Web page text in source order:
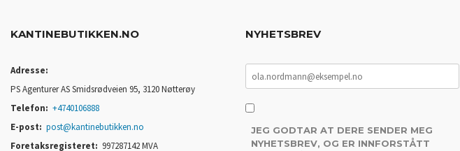
KANTINEBUTIKKEN.NO
Adresse:
PS Agenturer AS Smidsrødveien 95, 3120 Nøtterøy
Telefon: +4740106888
E-post: post@kantinebutikken.no
Foretaksregisteret: 997287142 MVA
NYHETSBREV
JEG GODTAR AT DERE SENDER MEG
NYHETSBREV, OG ER INNFORSTÅTT